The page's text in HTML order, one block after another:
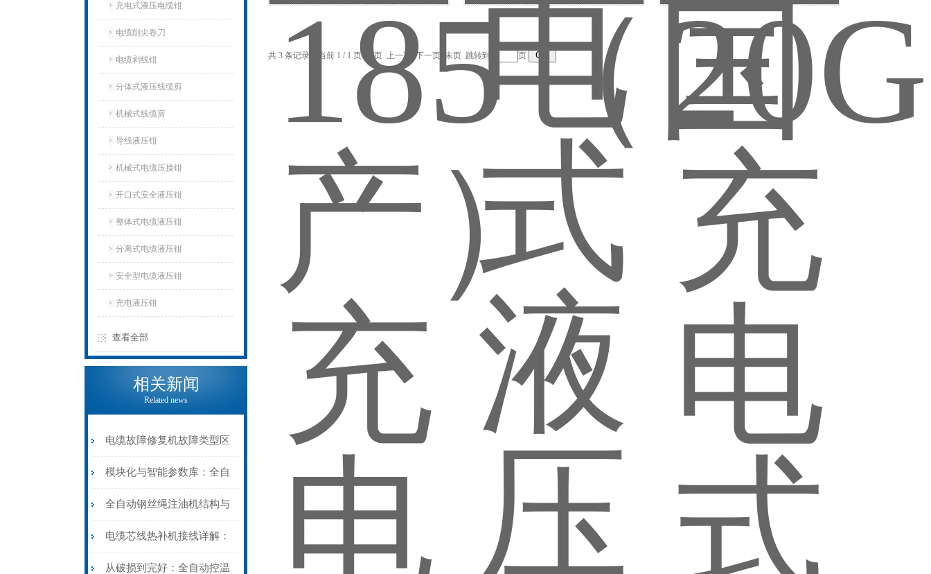
充电式液压电缆钳
电缆削尖卷刀
电缆剥线钳
分体式液压线缆剪
机械式线缆剪
导线液压钳
机械式电缆压接钳
开口式安全液压钳
整体式电缆液压钳
分离式电缆液压钳
安全型电缆液压钳
充电液压钳
查看全部
相关新闻
Related news
电缆故障修复机故障类型区
分指南：从“绝缘电
阻”到“波形特征”的精准诊
断逻辑
模块化与智能参数库：全自
动电缆修复机的快速换型逻
辑
全自动钢丝绳注油机结构与
工作原理：揭秘高效润滑的
机械密码
电缆芯线热补机接线详解：
从入门到精通
从破损到完好：全自动控温
共 3 条记录，当前 1 / 1 页 首页 上一页 下一页 末页 跳转到第 页